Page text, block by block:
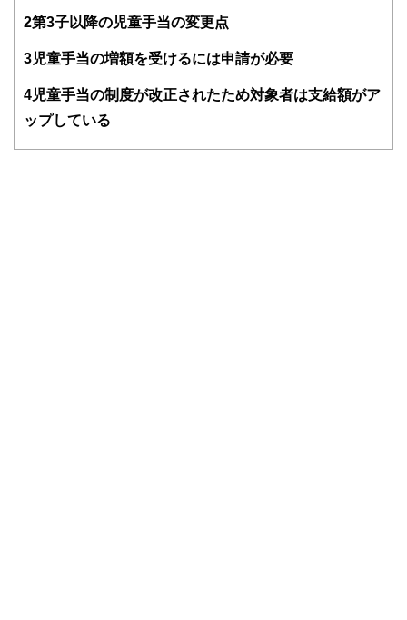
得者を中心に「お金や暮らし」に関する書籍・雑誌の編集経
験者で構成され、企画立案から記事掲載まですべての工程に
関わることで、読者目線のコンテンツを追求しています。
護士、税理士、宅地建物取引士、相続診断士、住宅ローンア
士、行政書士、投資アナリスト、キャリアコンサルタントな
2第3子以降の児童手当の変更点
3児童手当の増額を受けるには申請が必要
4児童手当の制度が改正されたため対象者は支給額がア
ップしている